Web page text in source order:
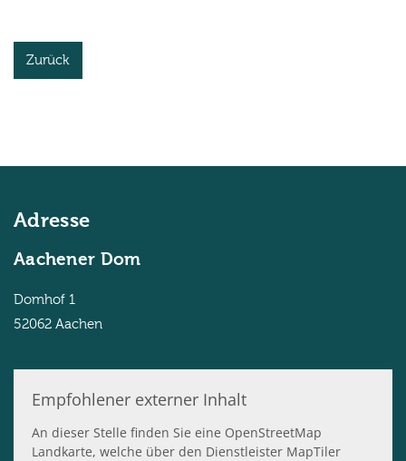
Zurück
Adresse
Aachener Dom
Domhof 1
52062 Aachen
Empfohlener externer Inhalt
An dieser Stelle finden Sie eine OpenStreetMap
Landkarte, welche über den Dienstleister MapTiler